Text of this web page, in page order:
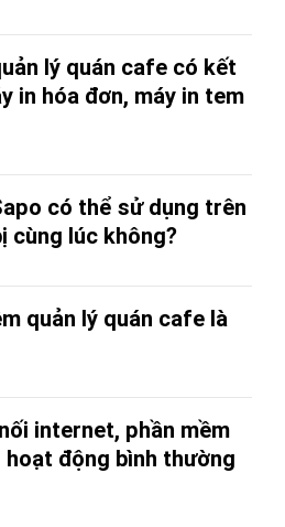
lý quán cafe có kết
in hóa đơn, máy in tem
có thể sử dụng trên
cùng lúc không?
quản lý quán cafe là
internet, phần mềm
động bình thường